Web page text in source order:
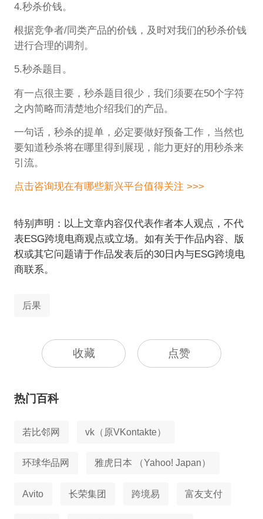
4.秒杀价钱。
根据竞争者/同类产品的价钱，及时对我们的秒杀价钱
进行合理的调剂。
5.秒杀题目。
有一点很主要，秒杀题目很少，我们须要在50个字符
之内简略而清楚地介绍我们的产品。
一句话，秒杀的提单，必定要做好预备工作，当然也
要知道秒杀将在哪里得到展现，能力更好的用秒杀来
引流。
点击咨询现在有哪些新兴平台值得关注 >>>
特别声明：以上文章内容仅代表作者本人观点，不代
表ESG跨境电商观点或立场。如有关于作品内容、版
权或其它问题请于作品发表后的30日内与ESG跨境电
商联系。
后果
收藏 点赞
热门百科
若比邻网 vk（原VKontakte）
环球华品网 雅虎日本 （Yahoo! Japan）
Avito 长荣集团 跨境易 富友支付